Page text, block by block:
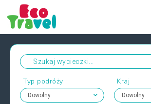
Typ podróży Kraj